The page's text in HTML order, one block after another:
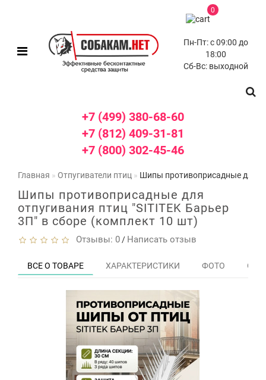
0
Пн-Пт: с 09:00 до
18:00
Сб-Вс: выходной
+7 (499) 380-68-60
+7 (812) 409-31-81
+7 (800) 302-45-46
Главная Отпугиватели птиц Шипы противоприсадные для
Шипы противоприсадные для
отпугивания птиц "SITITEK Барьер
3П" в сборе (комплект 10 шт)
Отзывы: 0/ Написать отзыв
ВСЕ О ТОВАРЕ ХАРАКТЕРИСТИКИ ФОТО